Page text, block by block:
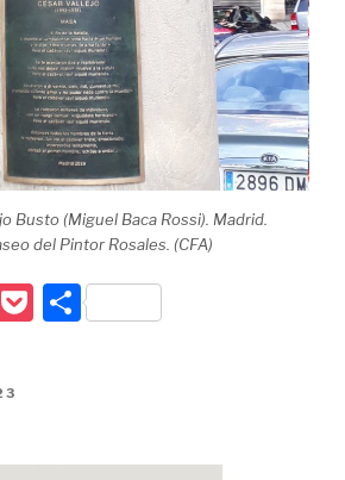
Busto (Miguel Baca Rossi). Madrid.
del Pintor Rosales. (CFA)
P
et
P
er